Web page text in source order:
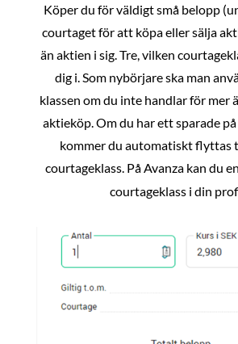
Köper du för väldigt små belopp
courtaget för att köpa eller sälja
än aktien i sig. Tre, vilken
dig i. Som nybörjare ska man
klassen om du inte handlar för mer
aktieköp. Om du har ett sparade
kommer du automatiskt flyttas
courtageklass. På Avanza kan du
courtageklass i din